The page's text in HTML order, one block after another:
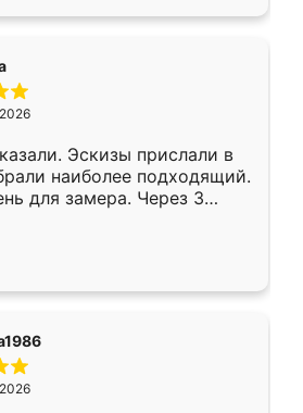
Эскизы прислали в
наиболее подходящий.
для замера. Через 3
уже готова. Остались
Спасибо Ренессанс
работу!